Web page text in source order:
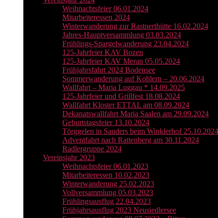
Weihnachtsfeier 06.01.2024
Mitarbeiteressen 2024
Winterwanderung zur Rastnerthütte 16.02.2024
Jahres-Hauptversammlung 03.03.2024
Frühlings-Spargelwanderung 23.04.2024
125-Jahrfeier KAV Bozen
125-Jahrfeier KAV Meran 05.05.2024
Frühjahrsfahrt 2024 Bodensee
Sommerwanderung auf Kohlern – 20.06.2024
Wallfahrt – Maria Luggau * 14.09.2025
125-Jahrfeier und Grillfest 18.08.2024
Wallfahrt Kloster ETTAL am 08.09.2024
Dekanatswallfahrt Maria Saalen am 29.09.2024
Geburtstagsfeier 13.10.2024
Törggelen in Sauders beim Winklerhof 25.10.2024
Adventfahrt nach Rattenberg am 30.11.2024
Radlergruppe 2024
Vereinsjahr 2023
Weihnachtsfeier 06.01.2023
Mitarbeiteressen 10.02.2023
Winterwanderung 25.02.2023
Vollversammlung 05.03.2023
Frühlingsausflug 22.04.2023
Frühjahrsausflug 2023 Neusiedlersee